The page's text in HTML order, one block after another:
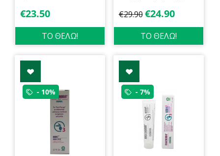
€23.50
ΤΟ ΘΕΛΩ!
€29.90 €24.90
ΤΟ ΘΕΛΩ!
- 10% - 7%